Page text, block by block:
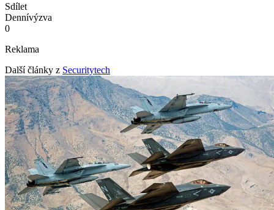
Sdílet
Dennívýzva
0
Reklama
Další články z Securitytech